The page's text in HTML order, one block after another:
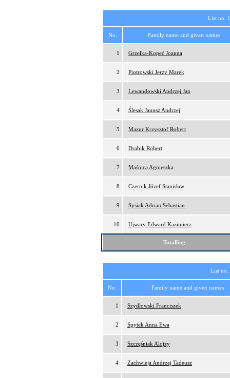
List no.
No. Family name and given names
1 Grzelka-Kopeć Joanna
2 Piotrowski Jerzy Marek
3 Lewandowski Andrzej Jan
4 Ślesak Janusz Andrzej
5 Mazur Krzysztof Robert
6 Drabik Robert
7 Maśnica Agnieszka
8 Czernik Józef Stanisław
9 Sysiak Adrian Sebastian
10 Ujwary Edward Kazimierz
Totalling
List
No. Family name and given names
1 Szydłowski Franciszek
2 Spytek Anna Ewa
3 Szczęśniak Alojzy
4 Zachwieja Andrzej Tadeusz